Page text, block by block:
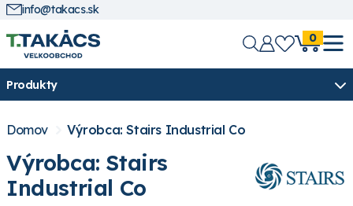
info@takacs.sk
0
Produkty
Domov Výrobca: Stairs Industrial Co
Výrobca: Stairs
Industrial Co